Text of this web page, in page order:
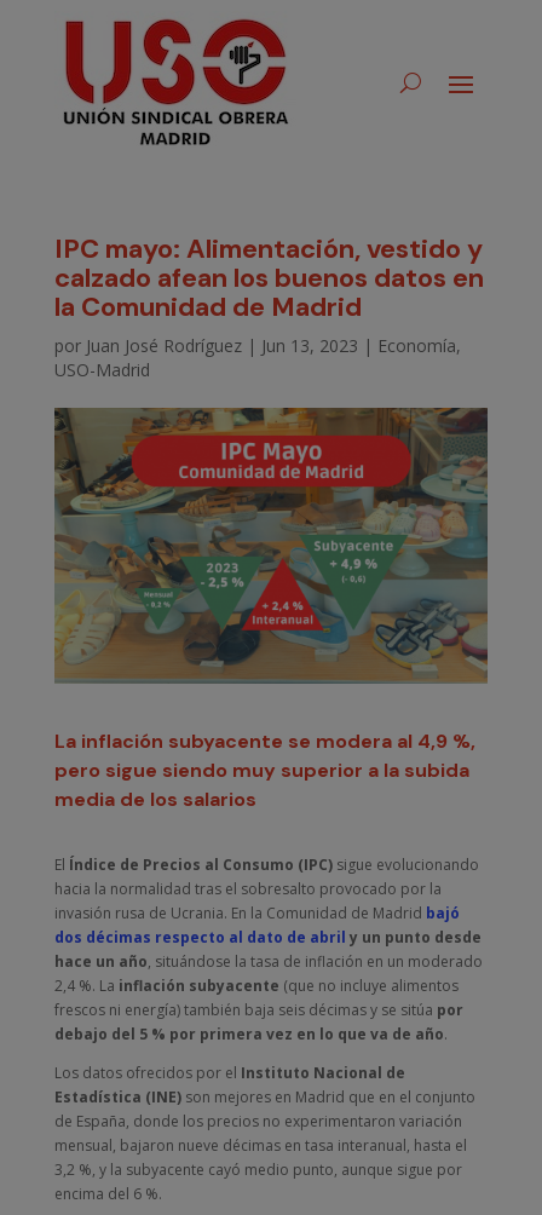
IPC mayo: Alimentación, vestido y
calzado afean los buenos datos en
la Comunidad de Madrid
por Juan José Rodríguez| Jun 13, 2023 | Economía,
USO-Madrid
La inflación subyacente se modera al 4,9 %,
pero sigue siendo muy superior a la subida
media de los salarios
El Índice de Precios al Consumo (IPC)sigue evolucionando
hacia la normalidad tras el sobresalto provocado por la
invasión rusa de Ucrania. En la Comunidad de Madrid bajó
dos décimas respecto al dato de abril y un punto desde
hace un año, situándose la tasa de inflación en un moderado
2,4 %. La inflación subyacente (que no incluye alimentos
frescos ni energía) también baja seis décimas y se sitúa por
debajo del 5 % por primera vez en lo que va de año.
Los datos ofrecidos por el Instituto Nacional de
Estadística (INE)son mejores en Madrid que en el conjunto
de España, donde los precios no experimentaron variación
mensual, bajaron nueve décimas en tasa interanual, hasta el
3,2 %, y la subyacente cayó medio punto, aunque sigue por
encima del 6 %.